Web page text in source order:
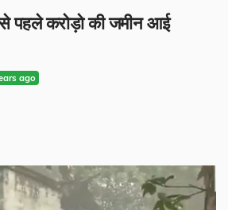
पहले करोड़ो की जमीन आई
ago